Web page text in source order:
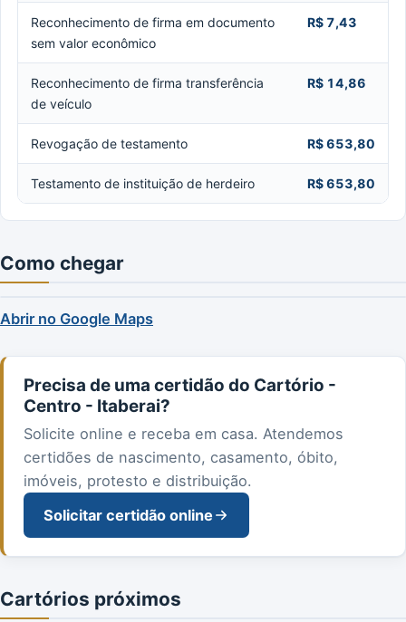
Reconhecimento de firma em documento
sem valor econômico
R$ 7,43
Reconhecimento de firma transferência
de veículo
R$ 14,86
Revogação de testamento R$ 653,80
Testamento de instituição de herdeiro R$ 653,80
Como chegar
Abrir no Google Maps
Precisa de uma certidão do Cartório -
Centro - Itaberai?
Solicite online e receba em casa. Atendemos
certidões de nascimento, casamento, óbito,
imóveis, protesto e distribuição.
Solicitar certidão online
Cartórios próximos